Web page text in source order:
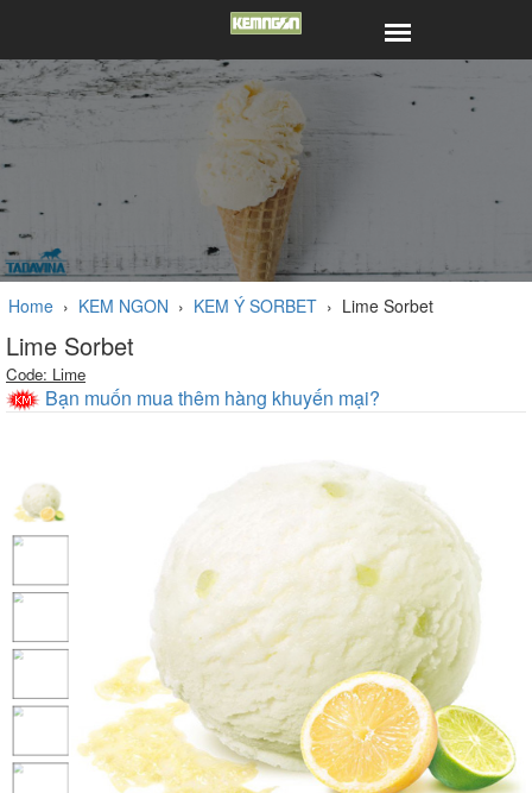
Home › KEM NGON › KEM Ý SORBET › Lime Sorbet
Lime Sorbet
Code: Lime
Bạn muốn mua thêm hàng khuyến mại?